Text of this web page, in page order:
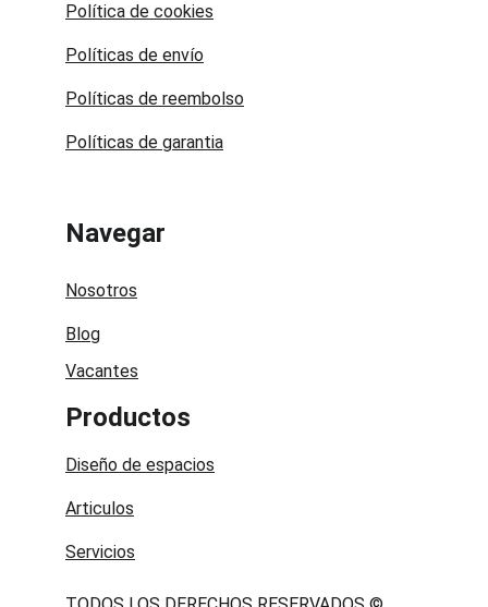
Políticas de envío
Navegar
Nosotros
Blog
Vacantes
Productos
Diseño de espacios
Articulos
Servicios
Política de cookies
Políticas de reembolso
Políticas de garantia